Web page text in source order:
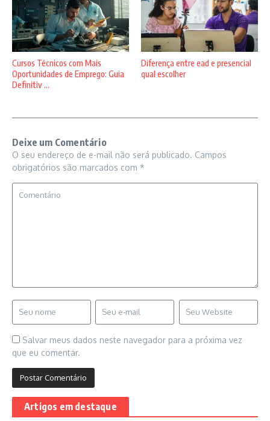
Cursos Técnicos com Mais
Oportunidades de Emprego: Guia
Definitiv ...
Diferença entre ead e presencial
qual escolher
Deixe um Comentário
O seu endereço de e-mail não será publicado. Campos
obrigatórios são marcados com *
Salvar meus dados neste navegador para a próxima vez
que eu comentar.
Artigos em destaque